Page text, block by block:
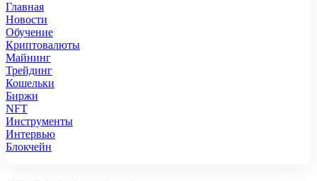
Главная
Новости
Обучение
Криптовалюты
Майнинг
Трейдинг
Кошельки
Биржи
NFT
Инструменты
Интервью
Блокчейн